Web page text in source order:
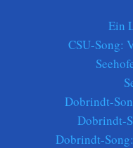
Ein
CSU-Song:
Dobrindt-
Dobrindt-
Dobrindt-